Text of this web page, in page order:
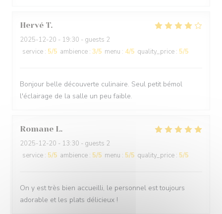
Hervé T
2025-12-20 - 19:30 - guests 2
service : 5/5 ambience : 3/5 menu : 4/5 quality_price : 5/5
Bonjour belle découverte culinaire. Seul petit bémol
l'éclairage de la salle un peu faible.
Romane L
2025-12-20 - 13:30 - guests 2
service : 5/5 ambience : 5/5 menu : 5/5 quality_price : 5/5
On y est très bien accueilli, le personnel est toujours
adorable et les plats délicieux !